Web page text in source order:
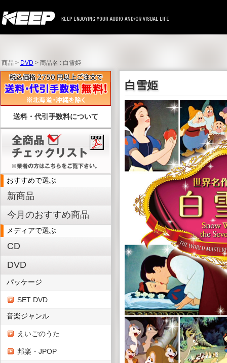
商品 >DVD> 商品名 : 白雪姫
送料・代引手数料について
おすすめで選ぶ
新商品
今月のおすすめ商品
メディアで選ぶ
CD
DVD
パッケージ
SET DVD
音楽ジャンル
えいごのうた
邦楽・JPOP
白雪姫